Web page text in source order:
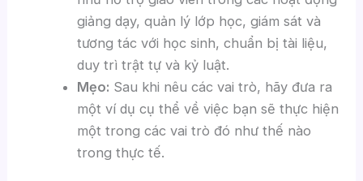
giảng dạy, quản lý lớp học, giám sát và
tương tác với học sinh, chuẩn bị tài liệu,
duy trì trật tự và kỷ luật.
Mẹo: Sau khi nêu các vai trò, hãy đưa ra
một ví dụ cụ thể về việc bạn sẽ thực hiện
một trong các vai trò đó như thế nào
trong thực tế.